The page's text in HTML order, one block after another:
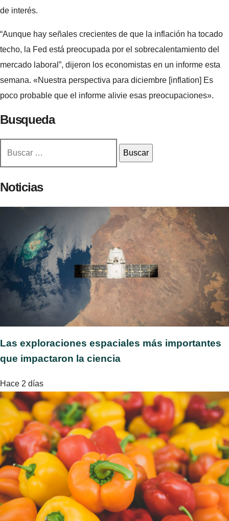
de interés.
“Aunque hay señales crecientes de que la inflación ha tocado
techo, la Fed está preocupada por el sobrecalentamiento del
mercado laboral”, dijeron los economistas en un informe esta
semana. «Nuestra perspectiva para diciembre [inflation] Es
poco probable que el informe alivie esas preocupaciones».
Busqueda
Noticias
Las exploraciones espaciales más importantes
que impactaron la ciencia
Hace 2 días